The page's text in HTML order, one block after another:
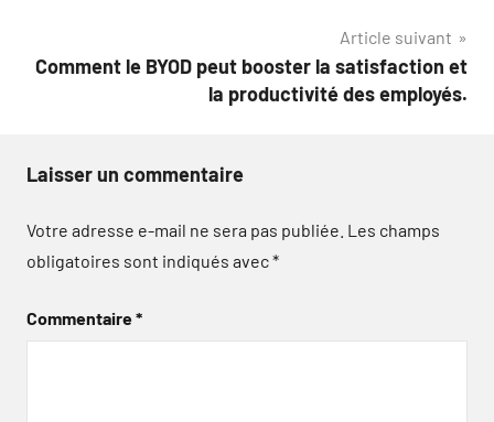
Article suivant
Comment le BYOD peut booster la satisfaction et
la productivité des employés.
Laisser un commentaire
Votre adresse e-mail ne sera pas publiée. Les champs
obligatoires sont indiqués avec*
Commentaire*